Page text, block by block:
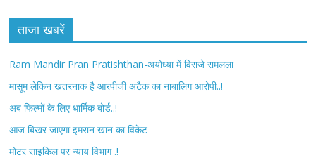
c
b
o
o
t
e
r
ताजा खबरें
Ram Mandir Pran Pratishthan-अयोध्या में विराजे रामलला
मासूम लेकिन खतरनाक है आरपीजी अटैक का नाबालिग आरोपी..!
अब फिल्मों के लिए धार्मिक बोर्ड..!
आज बिखर जाएगा इमरान खान का विकेट
मोटर साइकिल पर न्याय विभाग .!